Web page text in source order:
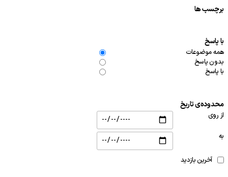
برچسب ها
با پاسخ
همه موضوعات
بدون پاسخ
با پاسخ
محدوده‌ی تاریخ
از روی
به
آخرین بازدید